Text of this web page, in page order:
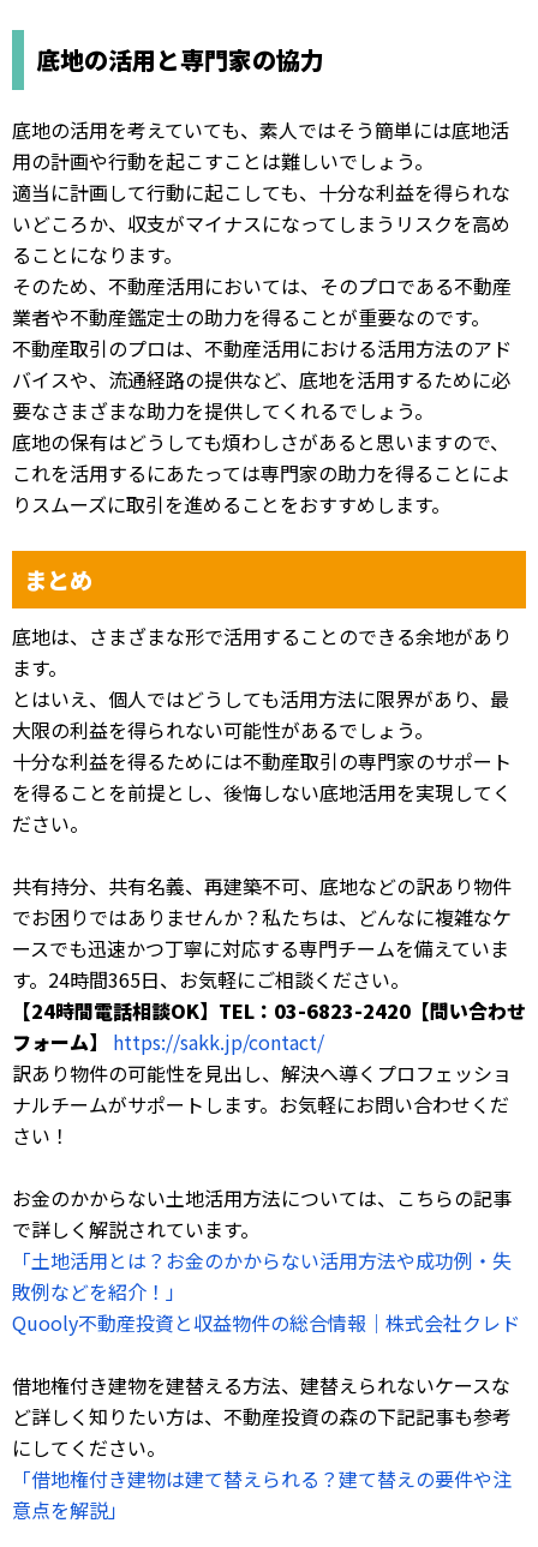
底地の活用と専門家の協力
底地の活用を考えていても、素人ではそう簡単には底地活
用の計画や行動を起こすことは難しいでしょう。
適当に計画して行動に起こしても、十分な利益を得られな
いどころか、収支がマイナスになってしまうリスクを高め
ることになります。
そのため、不動産活用においては、そのプロである不動産
業者や不動産鑑定士の助力を得ることが重要なのです。
不動産取引のプロは、不動産活用における活用方法のアド
バイスや、流通経路の提供など、底地を活用するために必
要なさまざまな助力を提供してくれるでしょう。
底地の保有はどうしても煩わしさがあると思いますので、
これを活用するにあたっては専門家の助力を得ることによ
りスムーズに取引を進めることをおすすめします。
まとめ
底地は、さまざまな形で活用することのできる余地があり
ます。
とはいえ、個人ではどうしても活用方法に限界があり、最
大限の利益を得られない可能性があるでしょう。
十分な利益を得るためには不動産取引の専門家のサポート
を得ることを前提とし、後悔しない底地活用を実現してく
ださい。
共有持分、共有名義、再建築不可、底地などの訳あり物件
でお困りではありませんか？私たちは、どんなに複雑なケ
ースでも迅速かつ丁寧に対応する専門チームを備えていま
す。24時間365日、お気軽にご相談ください。
【24時間電話相談OK】TEL：03-6823-2420【問い合わせ
フォーム】 https://sakk.jp/contact/
訳あり物件の可能性を見出し、解決へ導くプロフェッショ
ナルチームがサポートします。お気軽にお問い合わせくだ
さい！
お金のかからない土地活用方法については、こちらの記事
で詳しく解説されています。
「土地活用とは？お金のかからない活用方法や成功例・失
敗例などを紹介！」
Quooly不動産投資と収益物件の総合情報｜株式会社クレド
借地権付き建物を建替える方法、 建替えられないケースな
ど詳しく知りたい方は、 不動産投資の森の下記記事も参考
にしてください。
「借地権付き建物は建て替えられる？建て替えの要件や注
意点を解説」